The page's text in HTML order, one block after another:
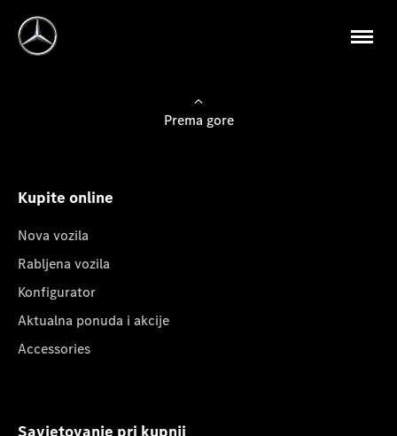
Prema gore
Kupite online
Nova vozila
Rabljena vozila
Konfigurator
Aktualna ponuda i akcije
Accessories
Savjetovanje pri kupnji